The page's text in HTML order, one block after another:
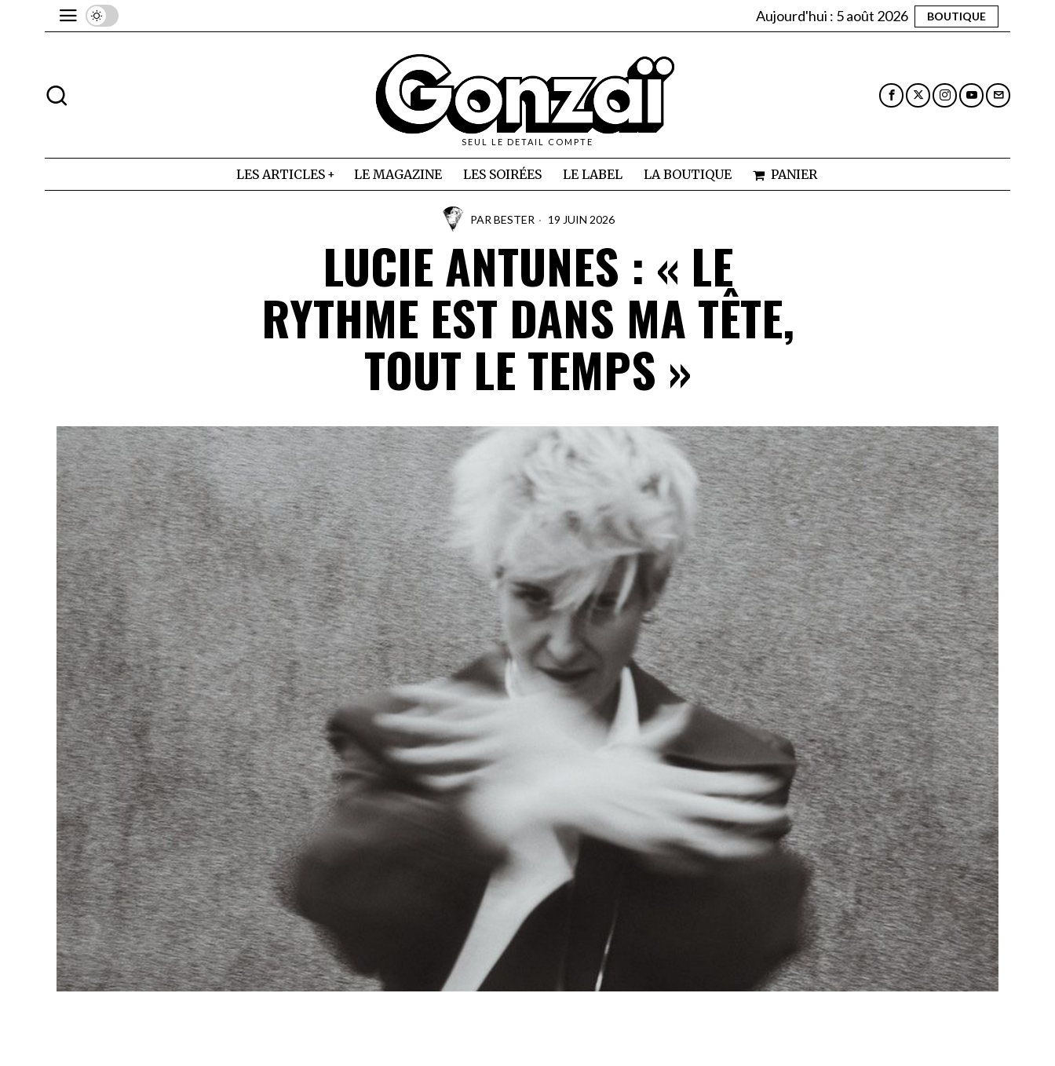
Aujourd'hui : 5 août 2026 BOUTIQUE
SEUL LE DETAIL COMPTE
LES ARTICLES LE MAGAZINE LES SOIRÉES LE LABEL LA BOUTIQUE PANIER
PAR BESTER 19 JUIN 2026
LUCIE ANTUNES : « LE
RYTHME EST DANS MA TÊTE,
TOUT LE TEMPS »